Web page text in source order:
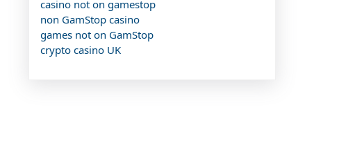
casino not on gamestop
non GamStop casino
games not on GamStop
crypto casino UK